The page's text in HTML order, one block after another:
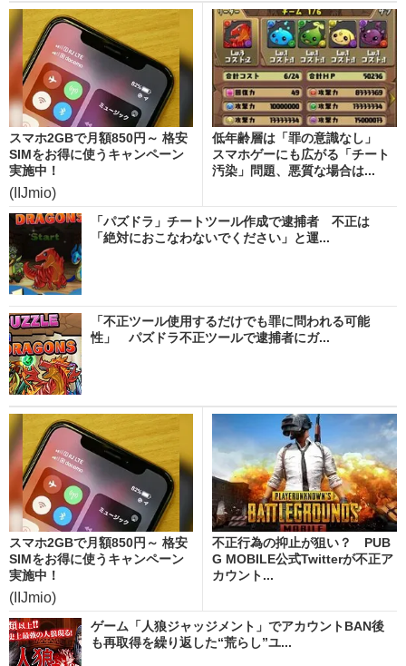
スマホ2GBで月額850円～ 格安
SIMをお得に使うキャンペーン
実施中！
(IIJmio)
低年齢層は「罪の意識なし」
スマホゲーにも広がる「チート
汚染」問題、悪質な場合は...
「パズドラ」チートツール作成で逮捕者 不正は
「絶対におこなわないでください」と運...
「不正ツール使用するだけでも罪に問われる可能
性」 パズドラ不正ツールで逮捕者にガ...
スマホ2GBで月額850円～ 格安
SIMをお得に使うキャンペーン
実施中！
(IIJmio)
不正行為の抑止が狙い？ PUB
G MOBILE公式Twitterが不正ア
カウント...
ゲーム「人狼ジャッジメント」でアカウントBAN後
も再取得を繰り返した“荒らし”ユ...